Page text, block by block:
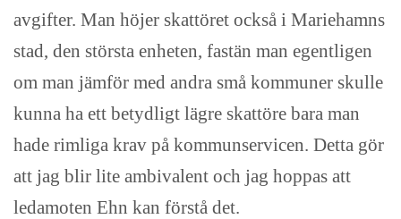
avgifter. Man höjer skattöret också i Mariehamns
stad, den största enheten, fastän man egentligen
om man jämför med andra små kommuner skulle
kunna ha ett betydligt lägre skattöre bara man
hade rimliga krav på kommunservicen. Detta gör
att jag blir lite ambivalent och jag hoppas att
ledamoten Ehn kan förstå det.